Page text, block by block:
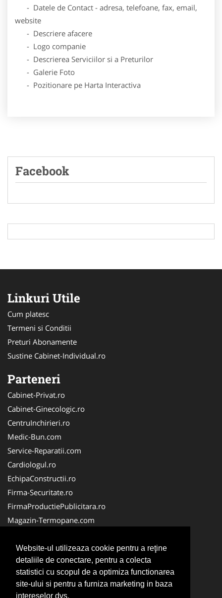
Website-ul utilizeaza cookie pentru a reţine
detaliile de conectare, pentru a colecta
statistici cu scopul de a optimiza functionarea
site-ului si pentru a furniza marketing in baza
intereselor dvs.
- Datele de Contact - adresa, telefoane, fax, email,
website
- Descriere afacere
- Logo companie
- Descrierea Serviciilor si a Preturilor
- Galerie Foto
- Pozitionare pe Harta Interactiva
Facebook
Linkuri Utile
Cum platesc
Termeni si Conditii
Preturi Abonamente
Sustine Cabinet-Individual.ro
Parteneri
Cabinet-Privat.ro
Cabinet-Ginecologic.ro
CentruInchirieri.ro
Medic-Bun.com
Service-Reparatii.com
Cardiologul.ro
EchipaConstructii.ro
Firma-Securitate.ro
FirmaProductiePublicitara.ro
Magazin-Termopane.com
CramaVinuri.ro
FirmaTractariAuto.ro
InstalatiiSolare.com
Pescaresc.ro